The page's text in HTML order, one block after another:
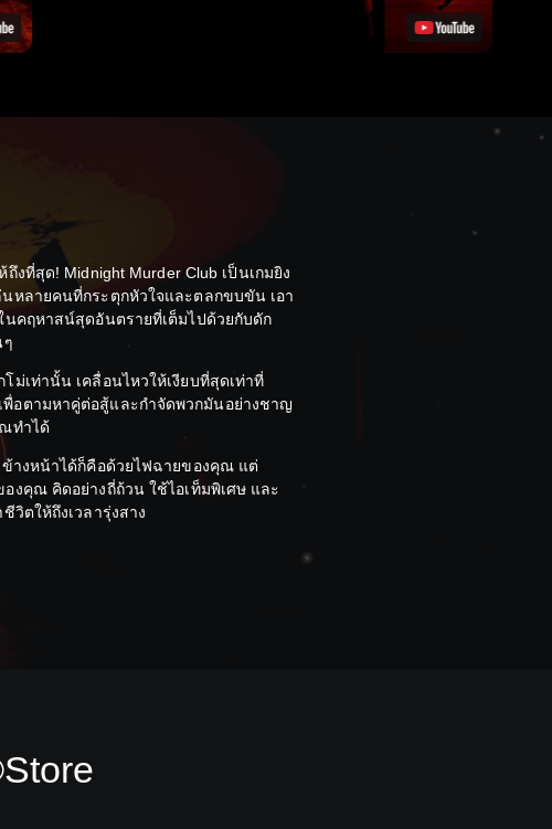
ถึงที่สุด! Midnight Murder Club เป็นเกมยิง
หลายคนที่กระตุกหัวใจและตลกขบขัน เอา
นคฤหาสน์สุดอันตรายที่เต็มไปด้วยกับดัก
ๆ
ม่เท่านั้น เคลื่อนไหวให้เงียบที่สุดเท่าที่
อตามหาคู่ต่อสู้และกำจัดพวกมันอย่างชาญ
ทำได้
ข้างหน้าได้ก็คือด้วยไฟฉายของคุณ แต่
งคุณ คิดอย่างถี่ถ้วน ใช้ไอเท็มพิเศษ และ
วิตให้ถึงเวลารุ่งสาง